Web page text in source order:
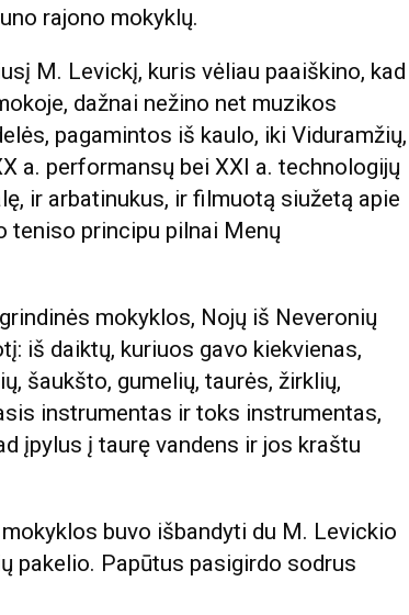
rajono mokyklų.
M. Levickį, kuris vėliau paaiškino, kad
dažnai nežino net muzikos
pagamintos iš kaulo, iki Viduramžių,
a. performansų bei XXI a. technologijų
ir arbatinukus, ir filmuotą siužetą apie
teniso principu pilnai Menų
mokyklos, Nojų iš Neveronių
iš daiktų, kuriuos gavo kiekvienas,
šaukšto, gumelių, taurės, žirklių,
instrumentas ir toks instrumentas,
įpylus į taurę vandens ir jos kraštu
buvo išbandyti du M. Levickio
pakelio. Papūtus pasigirdo sodrus